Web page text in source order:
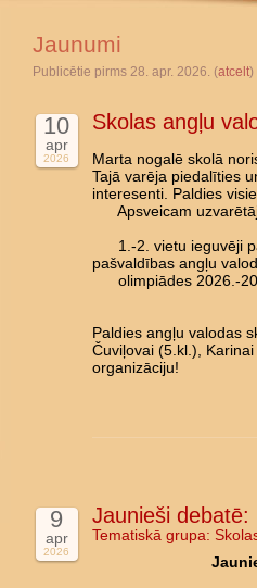
Jaunumi
Publicētie pirms 28. apr. 2026. (atcelt)
10
apr
2026
Skolas angļu
Marta nogalē skolā
Tajā varēja piedalīties
interesenti. Paldies
Apsveicam
1.-2. vietu ieguvēji
pašvaldības angļu
olimpiādes 2026.-
Paldies angļu valodas
Čuviļovai (5.kl.),
organizāciju!
9
apr
2026
Jaunieši debatē:
Tematiskā grupa: